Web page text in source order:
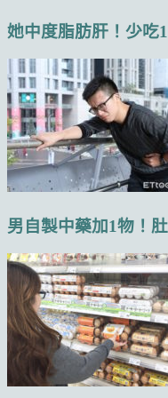
她中度脂肪肝！少
男自製中藥加1物！